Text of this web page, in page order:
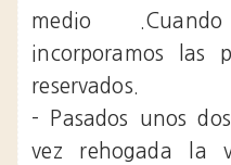
medio
incorporamos las
reservados.
- Pasados unos
vez rehogada la